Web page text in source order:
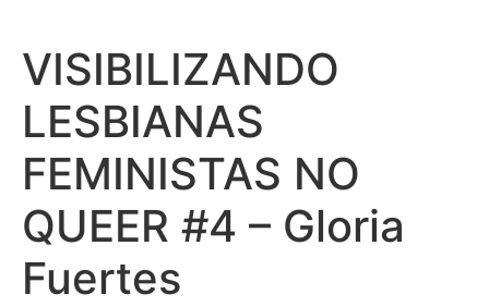
VISIBILIZANDO
LESBIANAS
FEMINISTAS NO
QUEER #4 – Gloria
Fuertes